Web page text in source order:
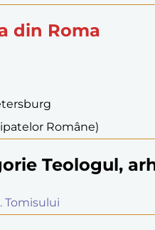
din Roma
Române)
Teologul,
Tomisului